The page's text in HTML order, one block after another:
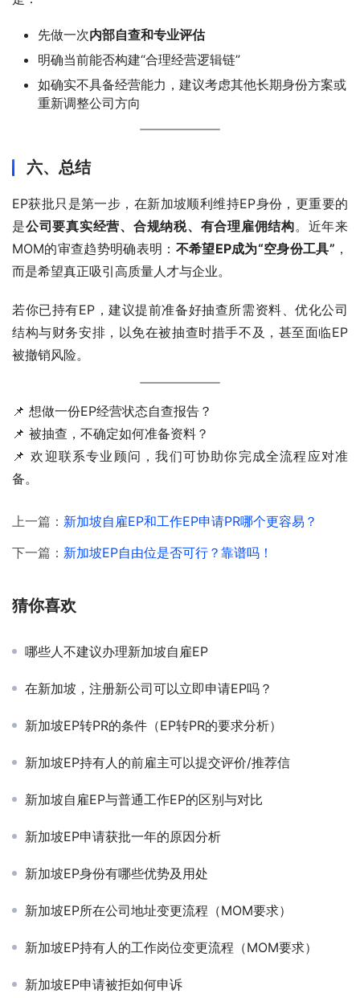
先做一次内部自查和专业评估
明确当前能否构建“合理经营逻辑链”
如确实不具备经营能力，建议考虑其他长期身份方案或
重新调整公司方向
六、总结
EP获批只是第一步，在新加坡顺利维持EP身份，更重要的
是公司要真实经营、合规纳税、有合理雇佣结构。近年来
MOM的审查趋势明确表明： 不希望EP成为“空身份工具” ，
而是希望真正吸引高质量人才与企业。
若你已持有EP，建议提前准备好抽查所需资料、优化公司
结构与财务安排，以免在被抽查时措手不及，甚至面临EP
被撤销风险。
📌 想做一份EP经营状态自查报告？
📌 被抽查，不确定如何准备资料？
📌 欢迎联系专业顾问，我们可协助你完成全流程应对准
备。
上一篇： 新加坡自雇EP和工作EP申请PR哪个更容易？
下一篇： 新加坡EP自由位是否可行？靠谱吗！
猜你喜欢
哪些人不建议办理新加坡自雇EP
在新加坡，注册新公司可以立即申请EP吗？
新加坡EP转PR的条件（EP转PR的要求分析）
新加坡EP持有人的前雇主可以提交评价/推荐信
新加坡自雇EP与普通工作EP的区别与对比
新加坡EP申请获批一年的原因分析
新加坡EP身份有哪些优势及用处
新加坡EP所在公司地址变更流程（MOM要求）
新加坡EP持有人的工作岗位变更流程（MOM要求）
新加坡EP申请被拒如何申诉